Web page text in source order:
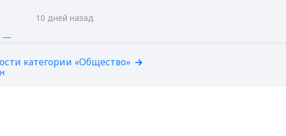
10 дней назад
категории «Общество»